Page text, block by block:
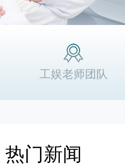
工娱老师团队
热门新闻